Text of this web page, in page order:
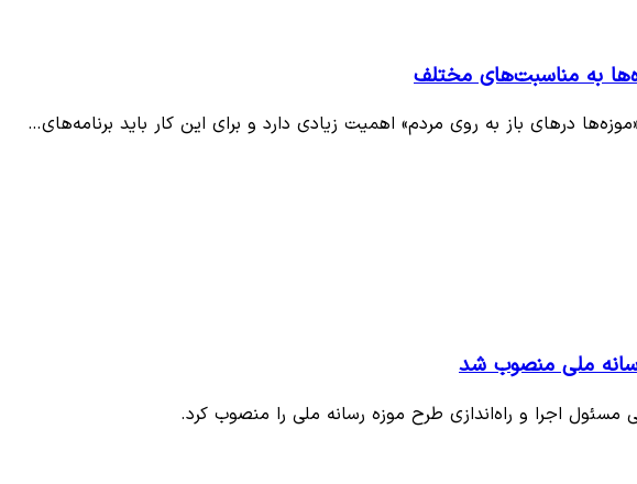
به مناسبت‌های مختلف
درهای باز به روی مردم» اهمیت زیادی دارد و برای این کار باید برنامه‌های…
ملی منصوب شد
اجرا و راه‌اندازی طرح موزه رسانه ملی را منصوب کرد.